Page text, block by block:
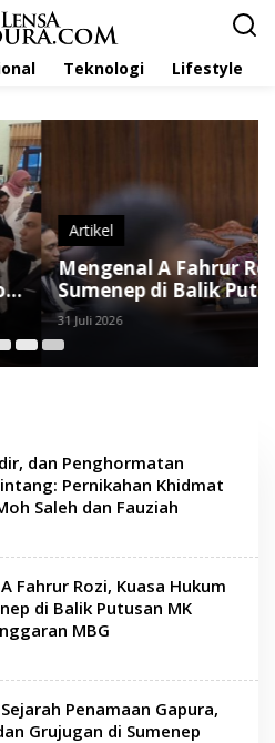
Teknologi Lifestyle
Kuasa Hukum Asal
MK tentang
dan Penghormatan
Pernikahan Khidmat
Saleh dan Fauziah
Fahrur Rozi, Kuasa Hukum
di Balik Putusan MK
MBG
Penamaan Gapura,
Grujugan di Sumenep